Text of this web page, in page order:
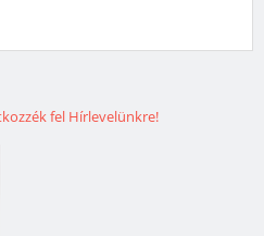
fel Hírlevelünkre!